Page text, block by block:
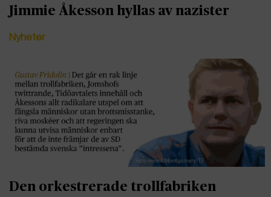
Jimmie Åkesson hyllas av nazister
Nyheter
Den orkestrerade trollfabriken